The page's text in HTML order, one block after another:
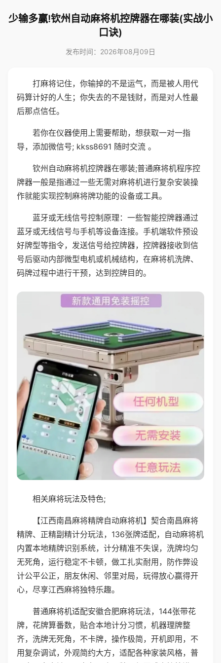
少输多赢!钦州自动麻将机控牌器在哪装(实战小
口诀)
发布时间：2026年08月09日
打麻将记住，你输掉的不是运气，而是被人用代
码算计好的人生；你失去的不是钱财，而是对人性最
后那点信任。
若你在仪器使用上需要帮助，想获取一对一指
导，添加微信号; kkss8691 随时交流 。
钦州自动麻将机控牌器在哪装;普通麻将机程序控
牌器一般是指通过一些无需对麻将机进行复杂安装操
作就能实现控制麻将牌功能的设备或工具。
蓝牙或无线信号控制原理：一些智能控牌器通过
蓝牙或无线信号与手机等设备连接。手机端软件预设
好牌型等指令，发送信号给控牌器，控牌器接收到信
号后驱动内部微型电机或机械结构，在麻将机洗牌、
码牌过程中进行干预，达到控牌目的。
相关麻将玩法及特色;
【江西南昌麻将精牌自动麻将机】契合南昌麻将
精牌、正精副精计分玩法，136张牌适配，自动麻将机
内置本地精牌识别系统，计分精准不失误，洗牌均匀
无死角，运行稳定不卡顿，做工扎实耐用，防作弊设
计公平公正，朋友休闲、邻里对局，玩得放心赢得开
心，尽享江西麻将独特乐趣。
普通麻将机适配安徽合肥麻将玩法，144张带花
牌，花牌算番数，贴合本地计分习惯，机器理牌整
齐，洗牌无死角，不卡牌，操作极简，开机即用，不
用复杂调试，外观简约大方，适配各种家装风格，普